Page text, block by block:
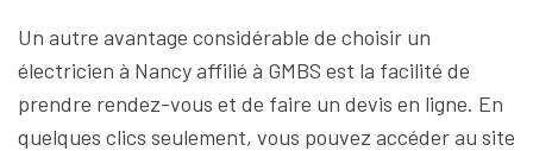
Un autre avantage considérable de choisir un
électricien à Nancy affilié à GMBS est la facilité de
prendre rendez-vous et de faire un devis en ligne. En
quelques clics seulement, vous pouvez accéder au site